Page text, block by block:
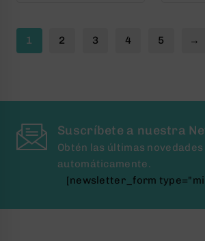
1 2 3 4 5 →
Suscríbete a nuestra
Obtén las últimas
automáticamente.
[newsletter_form